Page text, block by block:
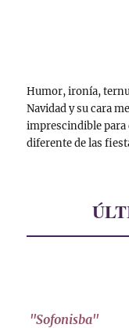
Humor, ironía,
Navidad y su cara
imprescindible para
diferente de las
"Sofonisba"